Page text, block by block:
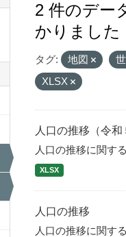
2 件のデー
かりました
タグ: 地図
XLSX
人口の推移（令和
人口の推移に関す
XLSX
人口の推移
人口の推移に関す